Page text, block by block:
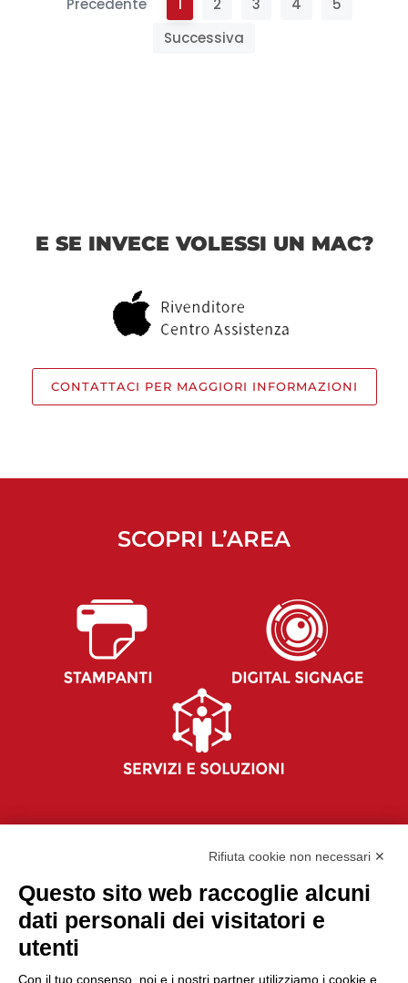
Precedente 1 2 3 4
5
Successiva
E SE INVECE VOLESSI UN MAC?
CONTATTACI PER MAGGIORI INFORMAZIONI
SCOPRI L’AREA
P.IVA 02330030129 | CAPITALE I.V. €100.000
Rifiuta cookie non necessari ✕
Questo sito web raccoglie alcuni
dati personali dei visitatori e
utenti
Con il tuo consenso, noi e i nostri partner utilizziamo i cookie e